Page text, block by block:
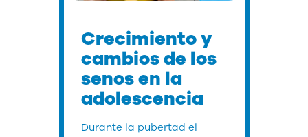
Crecimiento y
cambios de los
senos en la
adolescencia
Durante la pubertad el